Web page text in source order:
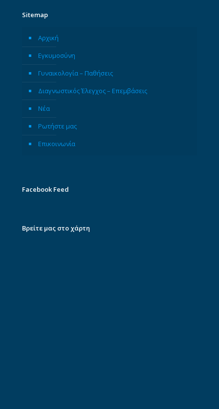
Sitemap
Αρχική
Εγκυμοσύνη
Γυναικολογία – Παθήσεις
Διαγνωστικός Έλεγχος – Επεμβάσεις
Νέα
Ρωτήστε μας
Επικοινωνία
Facebook Feed
Βρείτε μας στο χάρτη